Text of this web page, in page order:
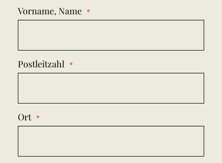
Vorname, Name
Postleitzahl
Ort